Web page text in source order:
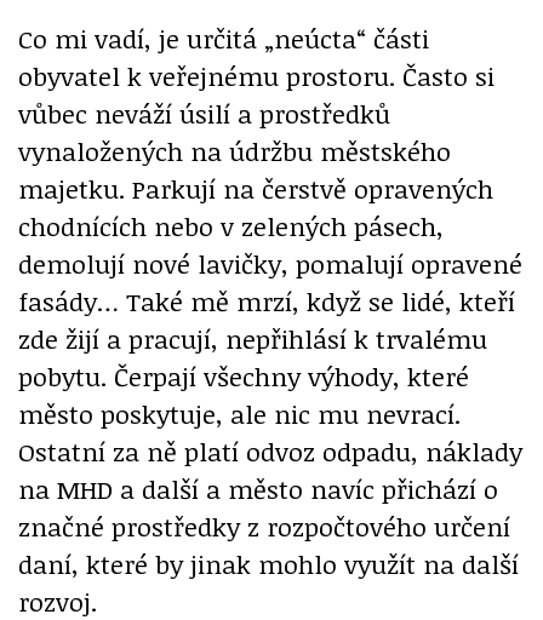
Co mi vadí, je určitá „neúcta“ části
obyvatel k veřejnému prostoru. Často si
vůbec neváží úsilí a prostředků
vynaložených na údržbu městského
majetku. Parkují na čerstvě opravených
chodnících nebo v zelených pásech,
demolují nové lavičky, pomalují opravené
fasády… Také mě mrzí, když se lidé, kteří
zde žijí a pracují, nepřihlásí k trvalému
pobytu. Čerpají všechny výhody, které
město poskytuje, ale nic mu nevrací.
Ostatní za ně platí odvoz odpadu, náklady
na MHD a další a město navíc přichází o
značné prostředky z rozpočtového určení
daní, které by jinak mohlo využít na další
rozvoj.